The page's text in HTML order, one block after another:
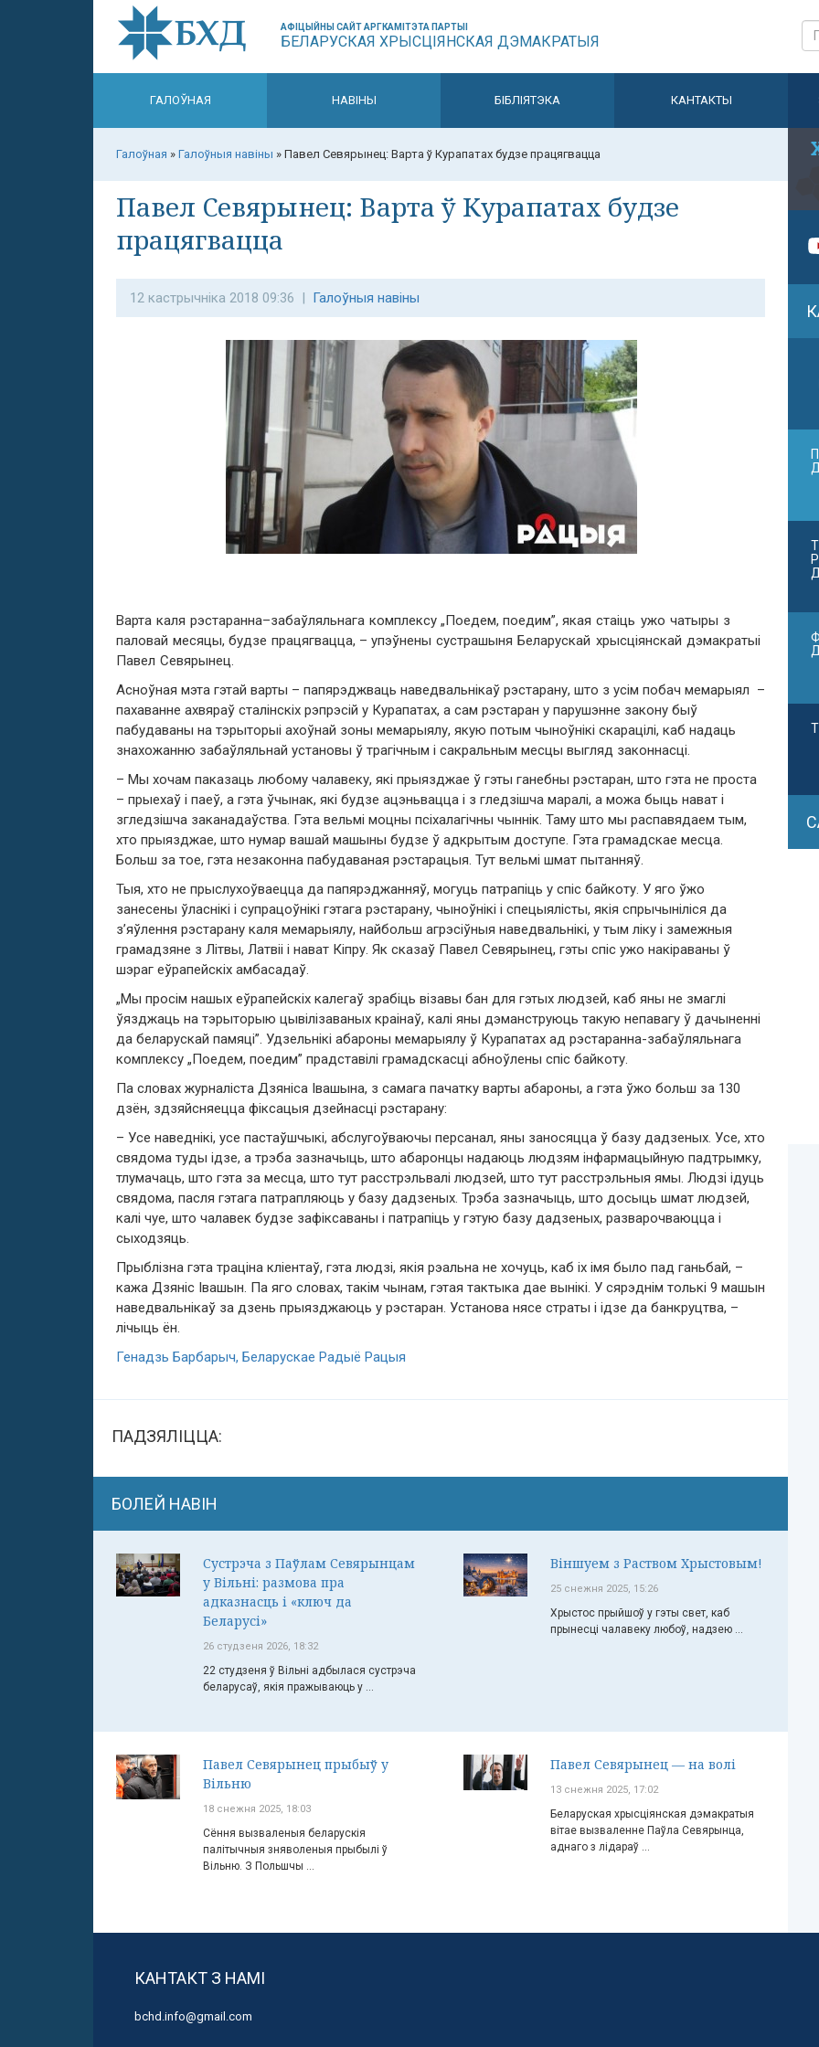
АФІЦЫЙНЫ САЙТ АРГКАМІТЭТА ПАРТЫІ
БЕЛАРУСКАЯ ХРЫСЦІЯНСКАЯ ДЭМАКРАТЫЯ
ГАЛОЎНАЯ НАВІНЫ БІБЛІЯТЭКА КАНТАКТЫ
Галоўная » Галоўныя навіны » Павел Севярынец: Варта ў Курапатах будзе працягвацца
Павел Севярынец: Варта ў Курапатах будзе
працягвацца
12 кастрычніка 2018 09:36 | Галоўныя навіны
Варта каля рэстаранна–забаўляльнага комплексу „Поедем,поедим”,якая стаіць ужо чатыры з
паловай месяцы,будзе працягвацца, –упэўнены сустрашыня Беларускай хрысціянскай дэмакратыі
Павел Севярынец.
Асноўная мэта гэтай варты – папярэджваць наведвальнікаў рэстарану, што з усім побач мемарыял –
пахаванне ахвяраў сталінскіх рэпрэсій у Курапатах, а сам рэстаран у парушэнне закону быў
пабудаваны на тэрыторыі ахоўнай зоны мемарыялу, якую потым чыноўнікі скарацілі, каб надаць
знахожанню забаўляльнай установы ў трагічным і сакральным месцы выгляд законнасці.
– Мы хочам паказаць любому чалавеку, які прыязджае ў гэты ганебны рэстаран, што гэта не проста
– прыехаў і паеў, а гэта ўчынак, які будзе ацэньвацца і з гледзішча маралі, а можа быць нават і
згледзішча заканадаўства. Гэта вельмі моцны псіхалагічны чыннік. Таму што мы распавядаем тым,
хто прыязджае, што нумар вашай машыны будзе ў адкрытым доступе. Гэта грамадскае месца.
Больш за тое, гэта незаконна пабудаваная рэстарацыя. Тут вельмі шмат пытанняў.
Тыя, хто не прыслухоўваецца да папярэджанняў, могуць патрапіць у спіс байкоту. У яго ўжо
занесены ўласнікі і супрацоўнікі гэтага рэстарану, чыноўнікі і спецыялісты, якія спрычыніліся да
з’яўлення рэстарану каля мемарыялу, найбольш агрэсіўныя наведвальнікі, у тым ліку і замежныя
грамадзяне з Літвы, Латвіі і нават Кіпру. Як сказаў Павел Севярынец, гэты спіс ужо накіраваны ў
шэраг еўрапейскіх амбасадаў.
„Мы просім нашых еўрапейскіх калегаў зрабіць візавы бан для гэтых людзей, каб яны не змаглі
ўязджаць на тэрыторыю цывілізаваных краінаў, калі яны дэманструюць такую непавагу ў дачыненні
да беларускай памяці”. Удзельнікі абароны мемарыялу ў Курапатах ад рэстаранна-забаўляльнага
комплексу „Поедем, поедим” прадставілі грамадскасці абноўлены спіс байкоту.
Па словах журналіста Дзяніса Івашына, з самага пачатку варты абароны, а гэта ўжо больш за 130
дзён, здзяйсняецца фіксацыя дзейнасці рэстарану:
– Усе наведнікі, усе пастаўшчыкі, абслугоўваючы персанал, яны заносяцца ў базу дадзеных. Усе, хто
свядома туды ідзе, а трэба зазначыць, што абаронцы надаюць людзям інфармацыйную падтрымку,
тлумачаць, што гэта за месца, што тут расстрэльвалі людзей, што тут расстрэльныя ямы. Людзі ідуць
свядома, пасля гэтага патрапляюць у базу дадзеных. Трэба зазначыць, што досыць шмат людзей,
калі чуе, што чалавек будзе зафіксаваны і патрапіць у гэтую базу дадзеных, разварочваюцца і
сыходзяць.
Прыблізна гэта траціна кліентаў, гэта людзі, якія рэальна не хочуць, каб іх імя было пад ганьбай, –
кажа Дзяніс Івашын. Па яго словах, такім чынам, гэтая тактыка дае вынікі. У сярэднім толькі 9 машын
наведвальнікаў за дзень прыязджаюць у рэстаран. Установа нясе страты і ідзе да банкруцтва, –
лічыць ён.
Генадзь Барбарыч, Беларускае Радыё Рацыя
ПАДЗЯЛІЦЦА:
БОЛЕЙ НАВІН
Сустрэча з Паўлам Севярынцам
у Вільні: размова пра
адказнасць і «ключ да
Беларусі»
26 студзеня 2026, 18:32
22 студзеня ў Вільні адбылася сустрэча
беларусаў, якія пражываюць у ...
Віншуем з Раством Хрыстовым!
25 снежня 2025, 15:26
Хрыстос прыйшоў у гэты свет, каб
прынесці чалавеку любоў, надзею ...
Павел Севярынец прыбыў у
Вільню
18 снежня 2025, 18:03
Сёння вызваленыя беларускія
палітычныя зняволеныя прыбылі ў
Вільню. З Польшчы ...
Павел Севярынец — на волі
13 снежня 2025, 17:02
Беларуская хрысціянская дэмакратыя
вітае вызваленне Паўла Севярынца,
аднаго з лідараў ...
КАНТАКТ З НАМІ
bchd.info@gmail.com